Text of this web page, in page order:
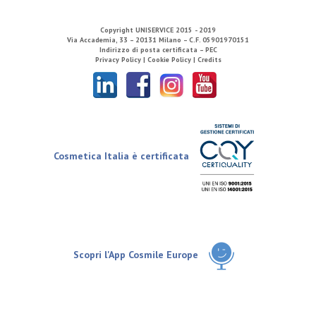
Copyright UNISERVICE 2015 - 2019
Via Accademia, 33 – 20131 Milano – C.F. 05901970151
Indirizzo di posta certificata – PEC
Privacy Policy | Cookie Policy | Credits
Cosmetica Italia è certificata
Scopri l'App Cosmile Europe